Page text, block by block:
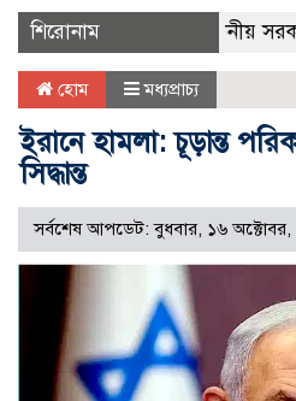
শিরোনাম স্থানীয় সরকার
হোম মধ্যপ্রাচ্য
ইরানে হামলা: চূড়ান্ত
সিদ্ধান্ত
সর্বশেষ আপডেট: বুধবার, ১৬